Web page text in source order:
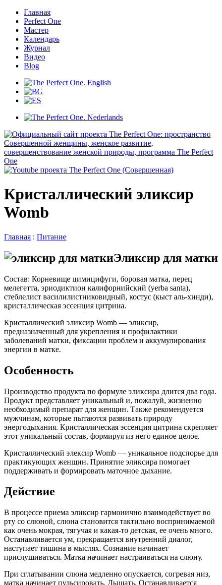
Главная
Perfect One
Мастер
Календарь
Журнал
Видео
Blog
Кристаллический эликсир
Womb
Главная : Питание
Эликсир для матки
Состав: Корневище цимицифуги, боровая матка, перец
мелегетта, эриодиктион калифорнийский (yerba santa),
стеблелист василилистниковидный, костус (кыст аль-хинди),
кристаллическая эссенция цитрина.
Кристаллический эликсир Womb — эликсир,
предназначенный для укрепления и профилактики
заболеваний матки, фиксации проблем и аккумулирования
энергии в матке.
Особенность
Производство продукта по формуле эликсира длится два года.
Продукт представляет уникальный и, пожалуй, жизненно
необходимый препарат для женщин. Также рекомендуется
мужчинам, которые пытаются развивать природу
энергодыхания. Кристаллическая эссенция цитрина скрепляет
этот уникальный состав, формируя из него единое целое.
Кристаллический элексир Womb — уникальное подспорье для
практикующих женщин. Принятие эликсира помогает
поддерживать и формировать маточное дыхание.
Действие
В процессе приема эликсир гармонично взаимодействует во
рту со слюной, слюна становится тактильно воспринимаемой
как очень мокрая, тягучая и какая-то детская, ее очень много.
Останавливается ум, прекращается внутренний диалог,
наступает тишина в мыслях. Сознание начинает
прислушиваться. Матка начинает настраиваться на слюну.
При сглатывании слюна медленно опускается, согревая низ,
матка начинает пульсировать. Дышать. Останавливается